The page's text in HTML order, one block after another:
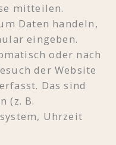
mitteilen.
Daten handeln,
eingeben.
oder nach
der Website
Das sind
(z. B.
Uhrzeit